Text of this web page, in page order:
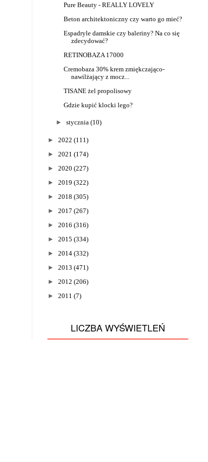
Pure Beauty - REALLY LOVELY
Beton architektoniczny czy warto go mieć?
Espadryle damskie czy baleriny? Na co się
zdecydować?
RETINOBAZA 17000
Cremobaza 30% krem zmiękczająco-
nawilżający z mocz...
TISANE żel propolisowy
Gdzie kupić klocki lego?
► stycznia (10)
► 2022 (111)
► 2021 (174)
► 2020 (227)
► 2019 (322)
► 2018 (305)
► 2017 (267)
► 2016 (316)
► 2015 (334)
► 2014 (332)
► 2013 (471)
► 2012 (206)
► 2011 (7)
LICZBA WYŚWIETLEŃ